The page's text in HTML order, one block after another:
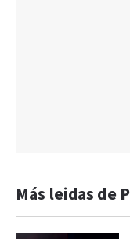
Más leidas de